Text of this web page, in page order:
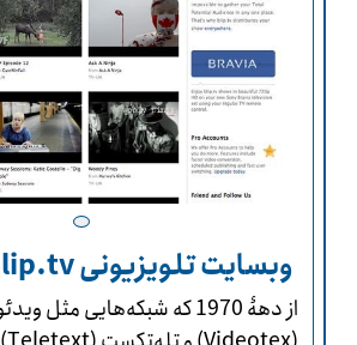
وبسایت تلویزیونی Blip.tv
از دهۀ 1970 که شبکه‌هایی مثل